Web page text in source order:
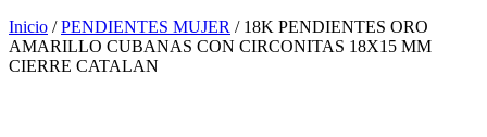
Inicio /PENDIENTES MUJER / 18K PENDIENTES ORO
AMARILLO CUBANAS CON CIRCONITAS 18X15 MM
CIERRE CATALAN